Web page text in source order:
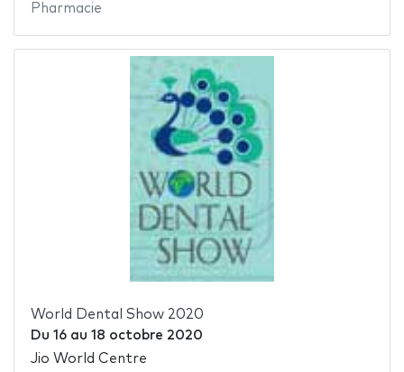
Pharmacie
World Dental Show 2020
Du 16au 18 octobre 2020
Jio World Centre